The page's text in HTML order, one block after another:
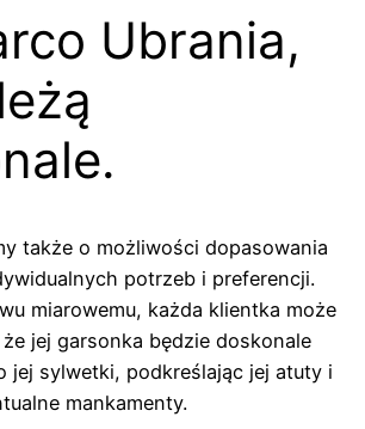
Ubrania,
także o możliwości dopasowania
potrzeb i preferencji.
miarowemu, każda klientka może
jej garsonka będzie doskonale
jej sylwetki, podkreślając jej atuty i
mankamenty.